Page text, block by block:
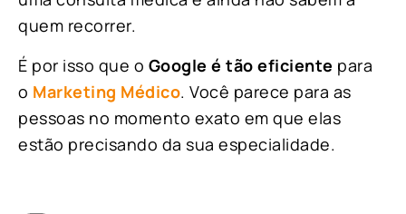
quem recorrer.
É por isso que o Google é tão eficiente para
o Marketing Médico. Você parece para as
pessoas no momento exato em que elas
estão precisando da sua especialidade.